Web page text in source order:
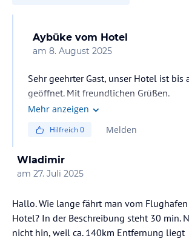
Aybüke vom Hotel
am 8. August 2025
Sehr geehrter Gast, unser Hotel ist bis
geöffnet. Mit freundlichen Grüßen.
Mehr anzeigen
Hilfreich0 Melden
Wladimir
am 27. Juli 2025
Hallo. Wie lange fährt man vom
Hotel? In der Beschreibung steht 30 min.
nicht hin, weil ca. 140km Entfernung liegt